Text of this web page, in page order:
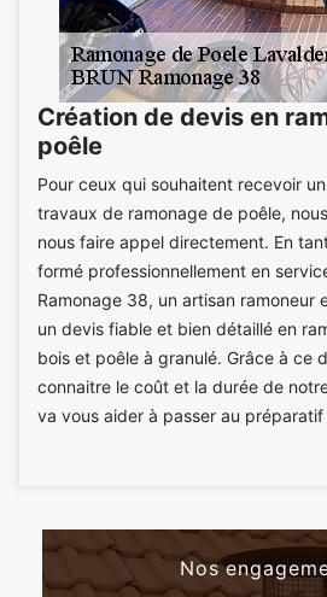
Création de devis en
poêle
Pour ceux qui souhaitent recevoir
travaux de ramonage de poêle,
nous faire appel directement. En
formé professionnellement en
Ramonage 38, un artisan ramoneur
un devis fiable et bien détaillé en
bois et poêle à granulé. Grâce à ce
connaitre le coût et la durée de
va vous aider à passer au
Nos